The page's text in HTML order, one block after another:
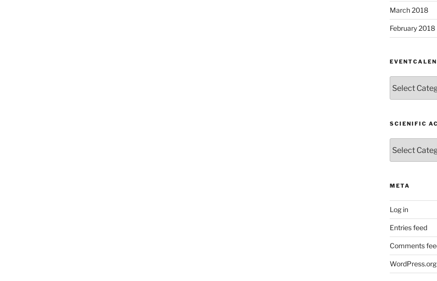
March 2018
February 2018
SCIENIFIC
Activity
META
Log in
Entries feed
Comments
WordPress.org